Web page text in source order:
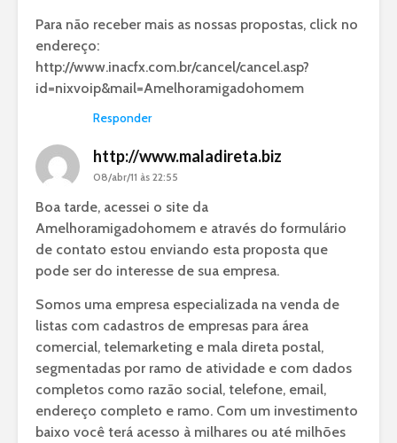
Para não receber mais as nossas propostas, click no
endereço:
http://www.inacfx.com.br/cancel/cancel.asp?
id=nixvoip&mail=Amelhoramigadohomem
Responder
http://www.maladireta.biz
08/abr/11 às 22:55
Boa tarde, acessei o site da
Amelhoramigadohomem e através do formulário
de contato estou enviando esta proposta que
pode ser do interesse de sua empresa.
Somos uma empresa especializada na venda de
listas com cadastros de empresas para área
comercial, telemarketing e mala direta postal,
segmentadas por ramo de atividade e com dados
completos como razão social, telefone, email,
endereço completo e ramo. Com um investimento
baixo você terá acesso à milhares ou até milhões